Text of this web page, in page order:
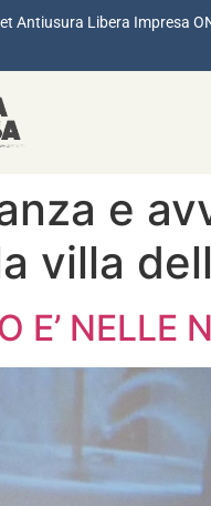
Antiusura Libera Impresa
e
villa
E’ NELLE